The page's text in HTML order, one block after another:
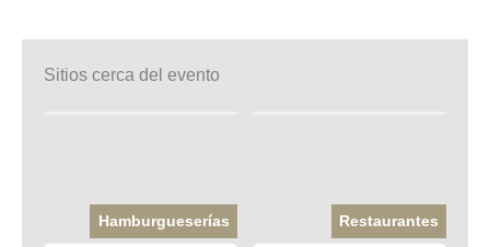
Sitios cerca del evento
Hamburgueserías Restaurantes